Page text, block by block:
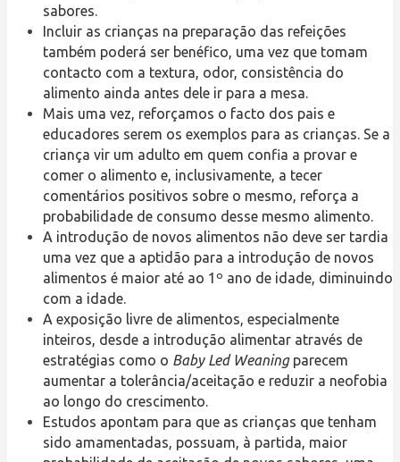
sabores.
Incluir as crianças na preparação das refeições
também poderá ser benéfico, uma vez que tomam
contacto com a textura, odor, consistência do
alimento ainda antes dele ir para a mesa.
Mais uma vez, reforçamos o facto dos pais e
educadores serem os exemplos para as crianças. Se a
criança vir um adulto em quem confia a provar e
comer o alimento e, inclusivamente, a tecer
comentários positivos sobre o mesmo, reforça a
probabilidade de consumo desse mesmo alimento.
A introdução de novos alimentos não deve ser tardia
uma vez que a aptidão para a introdução de novos
alimentos é maior até ao 1º ano de idade, diminuindo
com a idade.
A exposição livre de alimentos, especialmente
inteiros, desde a introdução alimentar através de
estratégias como o Baby Led Weaningparecem
aumentar a tolerância/aceitação e reduzir a neofobia
ao longo do crescimento.
Estudos apontam para que as crianças que tenham
sido amamentadas, possuam, à partida, maior